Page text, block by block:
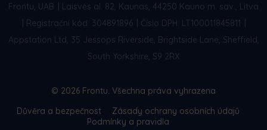
Frontu, UAB
Laisvės al. 82, Kaunas, 44250 Kauno m. sav., Litva
Registrační kód: 304891896 Číslo DPH: LT100011845811
Appstation Ltd, 35 Jessops Riverside, Brightside Lane, Sheffield,
South Yorkshire, S9 2RX
© 2026 Frontu. Všechna práva vyhrazena
Důvěra a bezpečnost
Zásady ochrany osobních údajů
Podmínky a pravidla